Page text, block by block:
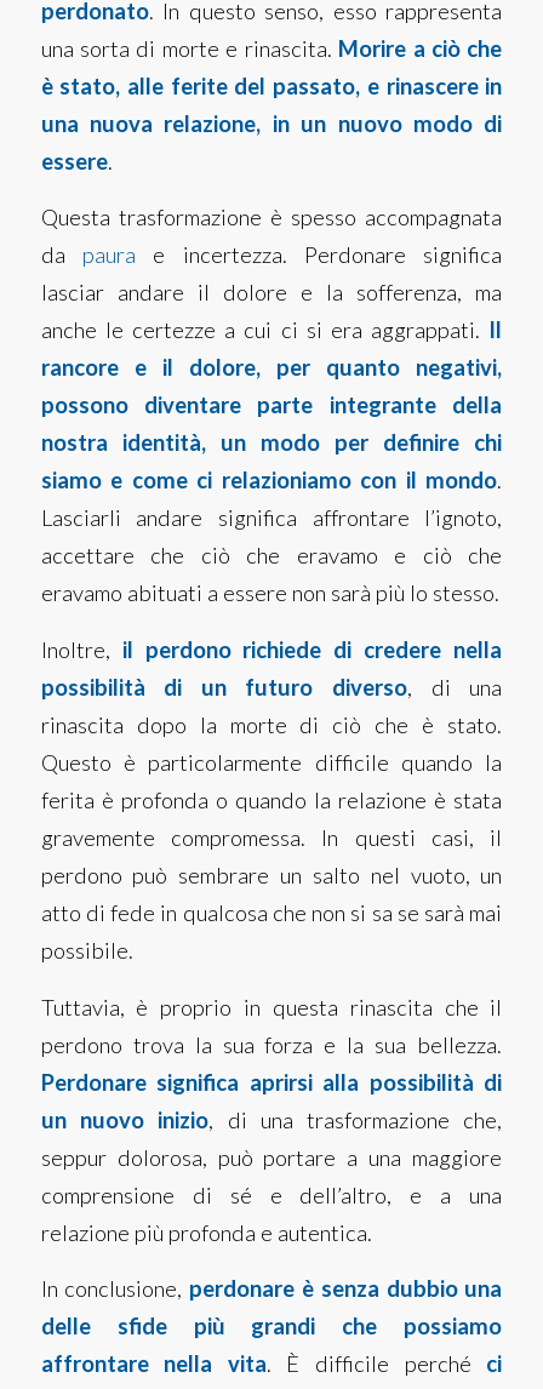
perdonato. In questo senso, esso rappresenta
una sorta di morte e rinascita. Morire a ciò che
è stato, alle ferite del passato, e rinascere in
una nuova relazione, in un nuovo modo di
essere.
Questa trasformazione è spesso accompagnata
da paura e incertezza. Perdonare significa
lasciar andare il dolore e la sofferenza, ma
anche le certezze a cui ci si era aggrappati. Il
rancore e il dolore, per quanto negativi,
possono diventare parte integrante della
nostra identità, un modo per definire chi
siamo e come ci relazioniamo con il mondo.
Lasciarli andare significa affrontare l’ignoto,
accettare che ciò che eravamo e ciò che
eravamo abituati a essere non sarà più lo stesso.
Inoltre, il perdono richiede di credere nella
possibilità di un futuro diverso, di una
rinascita dopo la morte di ciò che è stato.
Questo è particolarmente difficile quando la
ferita è profonda o quando la relazione è stata
gravemente compromessa. In questi casi, il
perdono può sembrare un salto nel vuoto, un
atto di fede in qualcosa che non si sa se sarà mai
possibile.
Tuttavia, è proprio in questa rinascita che il
perdono trova la sua forza e la sua bellezza.
Perdonare significa aprirsi alla possibilità di
un nuovo inizio, di una trasformazione che,
seppur dolorosa, può portare a una maggiore
comprensione di sé e dell’altro, e a una
relazione più profonda e autentica.
In conclusione, perdonare è senza dubbio una
delle sfide più grandi che possiamo
affrontare nella vita. È difficile perché ci